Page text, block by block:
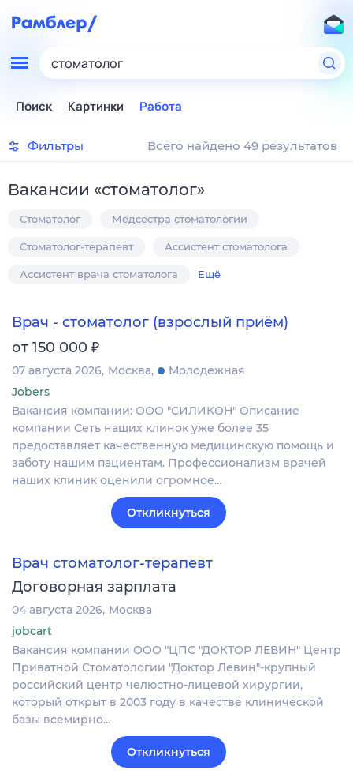
стоматолог
Поиск Картинки Работа
Фильтры Всего найдено 49 результатов
Вакансии «стоматолог»
Стоматолог Медсестра стоматологии
Стоматолог-терапевт Ассистент стоматолога
Ассистент врача стоматолога Ещё
Врач - стоматолог (взрослый приём)
от 150 000 ₽
07 августа 2026 Москва
Молодежная
Jobers
Вакансия компании: ООО "СИЛИКОН" Описание
компании Сеть наших клинок уже более 35
предоставляет качественную медицинскую помощь и
заботу нашим пациентам. Профессионализм врачей
наших клиник оценили огромное…
Откликнуться
Врач стоматолог-терапевт
Договорная зарплата
04 августа 2026 Москва
jobcart
Вакансия компании ООО "ЦПС "ДОКТОР ЛЕВИН" Центр
Приватной Стоматологии "Доктор Левин"-крупный
российский центр челюстно-лицевой хирургии,
который открыт в 2003 году в качестве клинической
базы всемирно…
Откликнуться